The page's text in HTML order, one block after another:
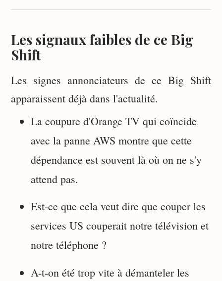
Les signaux faibles de ce Big
Shift
Les signes annonciateurs de ce Big Shift
apparaissent déjà dans l'actualité.
La coupure d'Orange TV qui coïncide
avec la panne AWS montre que cette
dépendance est souvent là où on ne s'y
attend pas.
Est-ce que cela veut dire que couper les
services US couperait notre télévision et
notre téléphone ?
A-t-on été trop vite à démanteler les